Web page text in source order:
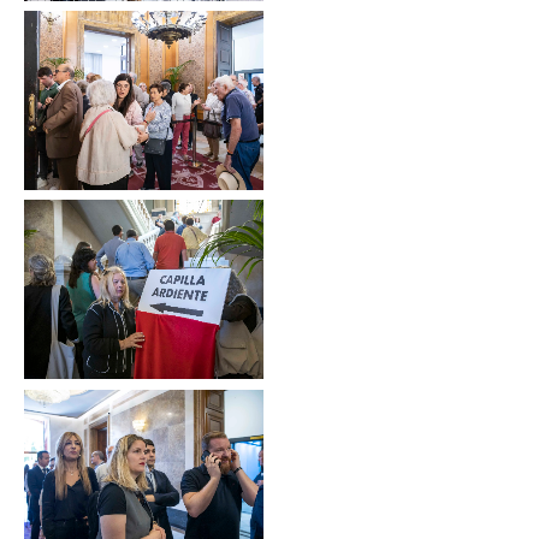
Sin leyenda
Sin leyenda
Sin leyenda